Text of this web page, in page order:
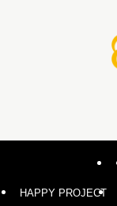
HAPPY PROJECT